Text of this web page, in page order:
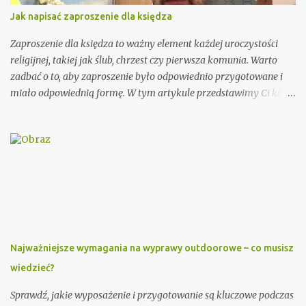
Jak napisać zaproszenie dla księdza
Zaproszenie dla księdza to ważny element każdej uroczystości
religijnej, takiej jak ślub, chrzest czy pierwsza komunia. Warto
zadbać o to, aby zaproszenie było odpowiednio przygotowane i
miało odpowiednią formę. W tym artykule przedstawimy Ci kilka
zaproszenia dla księdza warto pamiętać o kilku ważnych
zapraszany. Dobrze jest podać także godzinę rozpoczęcia i
zakończenia ceremonii, aby ksiądz wiedział, jak długo trwać
będzie jego obecność. Dodatkowo, warto zawrzeć informację na
temat planowanego poczęstunku po uroczystości. Przykładowe
Najważniejsze wymagania na wyprawy outdoorowe – co musisz
wiedzieć?
Sprawdź, jakie wyposażenie i przygotowanie są kluczowe podczas